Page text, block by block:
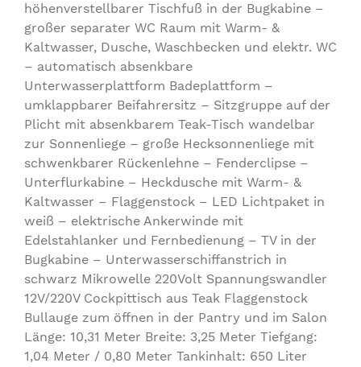
höhenverstellbarer Tischfuß in der Bugkabine –
großer separater WC Raum mit Warm- &
Kaltwasser, Dusche, Waschbecken und elektr. WC
– automatisch absenkbare
Unterwasserplattform Badeplattform –
umklappbarer Beifahrersitz – Sitzgruppe auf der
Plicht mit absenkbarem Teak-Tisch wandelbar
zur Sonnenliege – große Hecksonnenliege mit
schwenkbarer Rückenlehne – Fenderclipse –
Unterflurkabine – Heckdusche mit Warm- &
Kaltwasser – Flaggenstock – LED Lichtpaket in
weiß – elektrische Ankerwinde mit
Edelstahlanker und Fernbedienung – TV in der
Bugkabine – Unterwasserschiffanstrich in
schwarz Mikrowelle 220Volt Spannungswandler
12V/220V Cockpittisch aus Teak Flaggenstock
Bullauge zum öffnen in der Pantry und im Salon
Länge: 10,31 Meter Breite: 3,25 Meter Tiefgang:
1,04 Meter / 0,80 Meter Tankinhalt: 650 Liter